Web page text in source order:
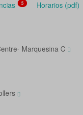
Horarios (pdf)
5
Marquesina C